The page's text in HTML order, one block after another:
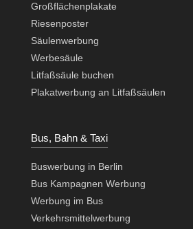
Großflächenplakate
Riesenposter
Säulenwerbung
Werbesäule
Litfaßsäule buchen
Plakatwerbung an Litfaßsäulen
Bus, Bahn & Taxi
Buswerbung in Berlin
Bus Kampagnen Werbung
Werbung im Bus
Verkehrsmittelwerbung